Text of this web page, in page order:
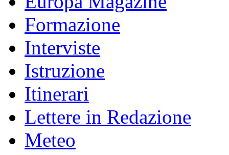
Formazione
Interviste
Istruzione
Itinerari
Lettere in Redazione
Meteo